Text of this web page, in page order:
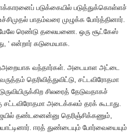
படுக்கையில் படுத்துக்கொள்ளச்
பாதம்வரை முழுக்க போர்த்தினார்
ரெண்டு தலையணை ஒரு சூட்கேஸ்
, ‘ என்றார் கடுமையாக
வந்தார்கள் அடையாள அட்டை
வருத்தம் தெரிவித்துவிட்டு சட்டவிரோதமா
சிலரைத் தேடுவதாகச்
சட்டவிரோதமா அடைக்கலம் தரக் கூடாது
தண்டனைன்னு தெரிஞ்சிக்கணும்
ஈரத் துண்டையும் போர்வையையும்